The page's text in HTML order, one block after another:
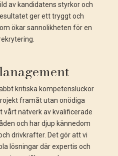
av kandidatens styrkor och
ger ett tryggt och
ökar sannolikheten för en
kritiska kompetensluckor
framåt utan onödiga
vårt nätverk av kvalificerade
och har djup kännedom
drivkrafter. Det gör att vi
lösningar där expertis och